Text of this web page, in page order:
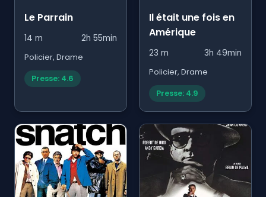
Le Parrain
14 m 2h 55min
Policier, Drame
Presse: 4.6
Il était une fois en
Amérique
23 m 3h 49min
Policier, Drame
Presse: 4.9